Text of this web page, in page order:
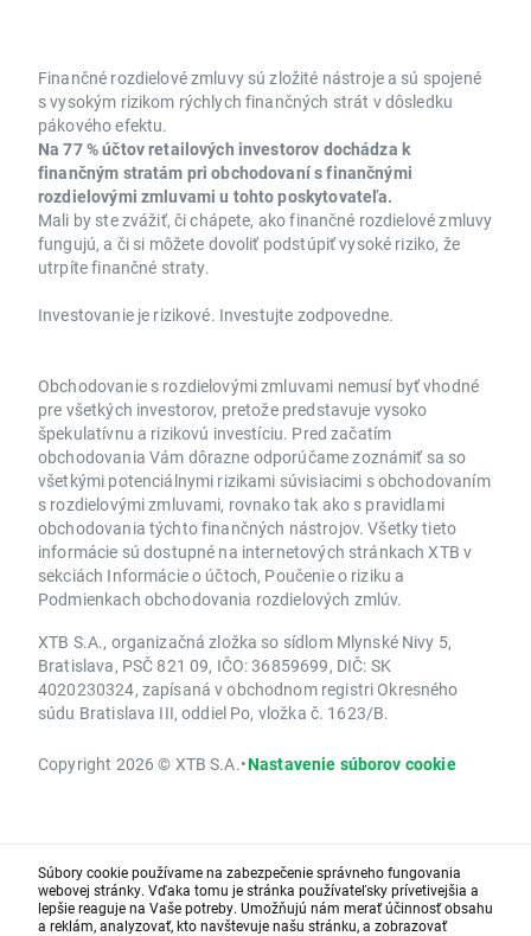
Finančné rozdielové zmluvy sú zložité nástroje a sú spojené
s vysokým rizikom rýchlych finančných strát v dôsledku
pákového efektu.
Na 77 % účtov retailových investorov dochádza k
finančným stratám pri obchodovaní s finančnými
rozdielovými zmluvami u tohto poskytovateľa.
Mali by ste zvážiť, či chápete, ako finančné rozdielové zmluvy
fungujú, a či si môžete dovoliť podstúpiť vysoké riziko, že
utrpíte finančné straty.
Investovanie je rizikové. Investujte zodpovedne.
Obchodovanie s rozdielovými zmluvami nemusí byť vhodné
pre všetkých investorov, pretože predstavuje vysoko
špekulatívnu a rizikovú investíciu. Pred začatím
obchodovania Vám dôrazne odporúčame zoznámiť sa so
všetkými potenciálnymi rizikami súvisiacimi s obchodovaním
s rozdielovými zmluvami, rovnako tak ako s pravidlami
obchodovania týchto finančných nástrojov. Všetky tieto
informácie sú dostupné na internetových stránkach XTB v
sekciách Informácie o účtoch, Poučenie o riziku a
Podmienkach obchodovania rozdielových zmlúv.
XTB S.A., organizačná zložka so sídlom Mlynské Nivy 5,
Bratislava, PSČ 821 09, IČO: 36859699, DIČ: SK
4020230324, zapísaná v obchodnom registri Okresného
súdu Bratislava III, oddiel Po, vložka č. 1623/B.
Copyright 2026 © XTB S.A.•Nastavenie súborov cookie
Súbory cookie používame na zabezpečenie správneho fungovania
webovej stránky. Vďaka tomu je stránka používateľsky prívetivejšia a
lepšie reaguje na Vaše potreby. Umožňujú nám merať účinnosť obsahu
a reklám, analyzovať, kto navštevuje našu stránku, a zobrazovať